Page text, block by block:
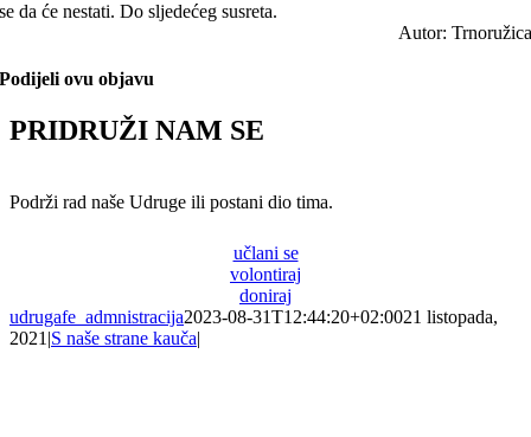
se da će nestati. Do sljedećeg susreta.
Autor: Trnoružica
Podijeli ovu objavu
PRIDRUŽI NAM SE
Podrži rad naše Udruge ili postani dio tima.
učlani se
volontiraj
doniraj
udrugafe_admnistracija2023-08-31T12:44:20+02:0021 listopada,
2021 |S naše strane kauča|